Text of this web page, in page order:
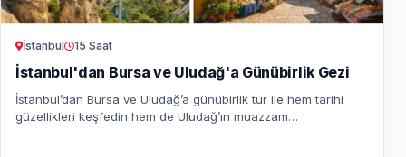
İstanbul 15 Saat
İstanbul'dan Bursa ve Uludağ'a Günübirlik Gezi
İstanbul’dan Bursa ve Uludağ’a günübirlik tur ile hem tarihi
güzellikleri keşfedin hem de Uludağ’ın muazzam